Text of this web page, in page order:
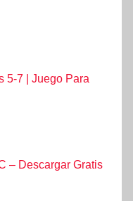
5-7 | Juego Para
– Descargar Gratis